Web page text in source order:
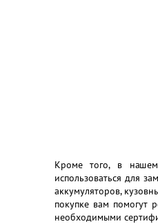
Кроме того, в нашем
использоваться для
аккумуляторов,
покупке вам помогут
необходимыми